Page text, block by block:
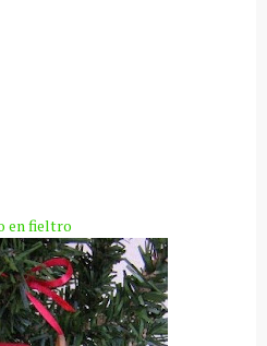
en fieltro